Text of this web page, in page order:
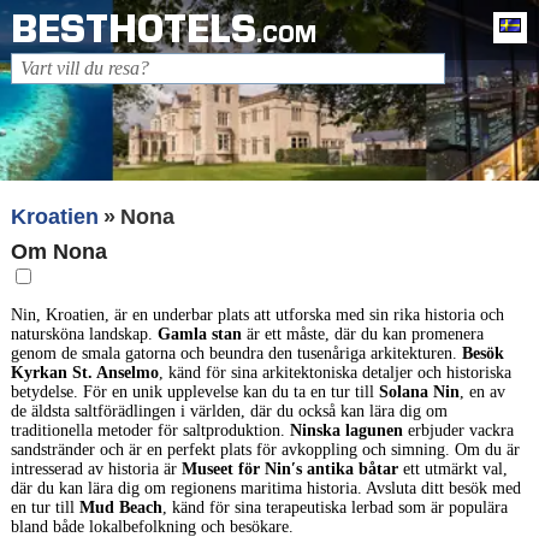
BESTHOTELS.COM
Kroatien
Nona
Om Nona
Nin, Kroatien, är en underbar plats att utforska med sin rika historia och
natursköna landskap. Gamla stanär ett måste, där du kan promenera
genom de smala gatorna och beundra den tusenåriga arkitekturen. Besök
Kyrkan St. Anselmo, känd för sina arkitektoniska detaljer och historiska
betydelse. För en unik upplevelse kan du ta en tur till Solana Nin, en av
de äldsta saltförädlingen i världen, där du också kan lära dig om
traditionella metoder för saltproduktion. Ninska lagunenerbjuder vackra
sandstränder och är en perfekt plats för avkoppling och simning. Om du är
intresserad av historia är Museet för Ninʹs antika båtarett utmärkt val,
där du kan lära dig om regionens maritima historia. Avsluta ditt besök med
en tur till Mud Beach, känd för sina terapeutiska lerbad som är populära
bland både lokalbefolkning och besökare.